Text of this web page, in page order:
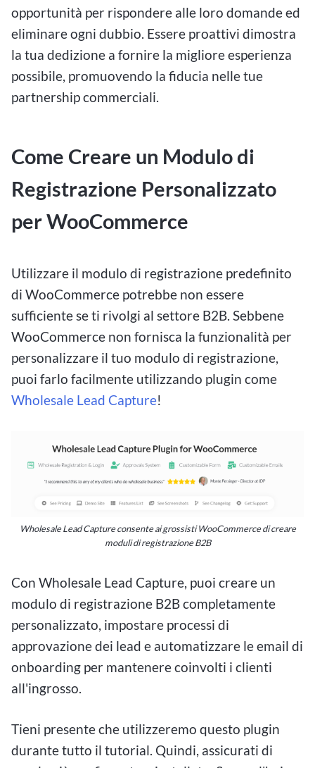
opportunità per rispondere alle loro domande ed
eliminare ogni dubbio. Essere proattivi dimostra
la tua dedizione a fornire la migliore esperienza
possibile, promuovendo la fiducia nelle tue
partnership commerciali.
Come Creare un Modulo di
Registrazione Personalizzato
per WooCommerce
Utilizzare il modulo di registrazione predefinito
di WooCommerce potrebbe non essere
sufficiente se ti rivolgi al settore B2B. Sebbene
WooCommerce non fornisca la funzionalità per
personalizzare il tuo modulo di registrazione,
puoi farlo facilmente utilizzando plugin come
Wholesale Lead Capture!
Wholesale Lead Capture consente ai grossisti WooCommerce di creare
moduli di registrazione B2B
Con Wholesale Lead Capture, puoi creare un
modulo di registrazione B2B completamente
personalizzato, impostare processi di
approvazione dei lead e automatizzare le email di
onboarding per mantenere coinvolti i clienti
all'ingrosso.
Tieni presente che utilizzeremo questo plugin
durante tutto il tutorial. Quindi, assicurati di